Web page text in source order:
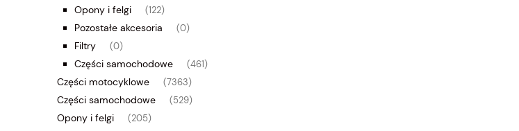
Opony i felgi (122)
Pozostałe akcesoria (0)
Filtry (0)
Części samochodowe (461)
Części motocyklowe (7363)
Części samochodowe (529)
Opony i felgi (205)